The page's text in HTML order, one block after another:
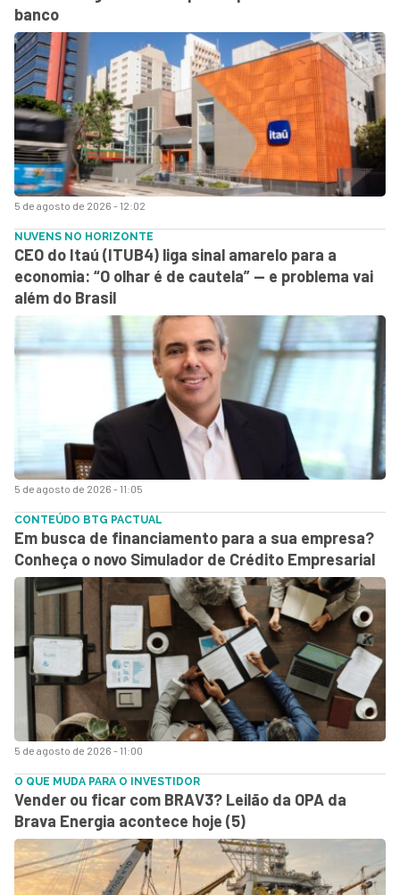
5 de agosto de 2026 - 12:02
banco
5 de agosto de 2026 - 11:05
NUVENS NO HORIZONTE
CEO do Itaú (ITUB4) liga sinal amarelo para a
economia: “O olhar é de cautela” — e problema vai
além do Brasil
5 de agosto de 2026 - 11:00
CONTEÚDO BTG PACTUAL
Em busca de financiamento para a sua empresa?
Conheça o novo Simulador de Crédito Empresarial
O QUE MUDA PARA O INVESTIDOR
Vender ou ficar com BRAV3? Leilão da OPA da
Brava Energia acontece hoje (5)